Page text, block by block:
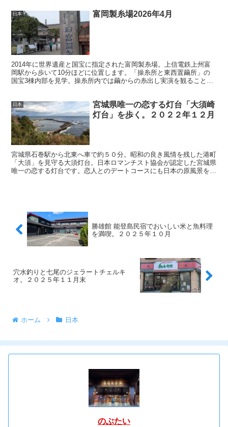
日本 富岡製糸場2026年4月
2014年に世界遺産と国宝に指定された富岡製糸場。上信電鉄上州富
岡駅から歩いて10分ほどに位置します。「操糸所と東西置繭所」の
国宝3棟内部を見学。操糸所内では繭からの糸出し実演を観ることが
日本
宮城県唯一の恋する灯台「大須崎
灯台」を歩く。２０２２年１２月
宮城県石巻駅から北東へ車で約５０分。昭和の良き風情を残した港町
「大須」を見守る大須灯台。日本ロマンチスト協会が認定した宮城県
唯一の恋する灯台です。恋人とのデートコースにも日本の原風景を発
勝雄館 能登島民宿でおいしい米と魚料理
を満喫。２０２５年１０月
穴水釣りと七尾のジェラートチェルキ
オ。２０２５年１１月末
ホーム 日本
のぶたい